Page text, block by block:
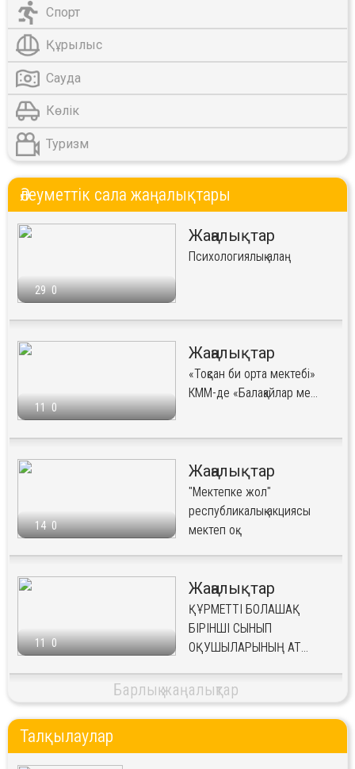
Спорт
Құрылыс
Сауда
Көлік
Туризм
Әлеуметтік сала жаңалықтары
29 0
Жаңалықтар
Психологиялық алаң
11 0
Жаңалықтар
«Тоқсан би орта мектебі»
КММ-де «Балақайлар ме...
14 0
Жаңалықтар
"Мектепке жол"
республикалық акциясы
мектеп оқ...
11 0
Жаңалықтар
ҚҰРМЕТТІ БОЛАШАҚ
БІРІНШІ СЫНЫП
ОҚУШЫЛАРЫНЫҢ АТ...
Барлық жаңалықтар
Талқылаулар